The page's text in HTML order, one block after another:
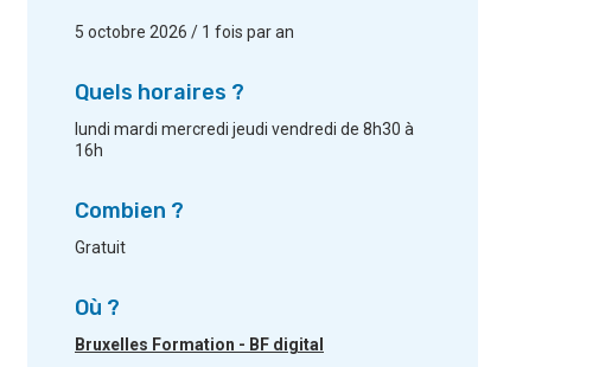
5 octobre 2026 / 1 fois par an
Quels horaires ?
lundi mardi mercredi jeudi vendredi de 8h30 à
16h
Combien ?
Gratuit
Où ?
Bruxelles Formation - BF digital